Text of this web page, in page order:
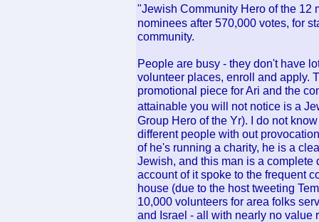
"Jewish Community Hero of the
nominees after 570,000 votes, for
community.
People are busy - they don't have
volunteer places, enroll and apply.
promotional piece for Ari and the
attainable you will not notice is a
Group Hero of the Yr). I do not
different people with out
of he's running a charity, he is a
Jewish, and this man is a complete
account of it spoke to the frequent
house (due to the host tweeting
10,000 volunteers for area folks
and Israel - all with nearly no value